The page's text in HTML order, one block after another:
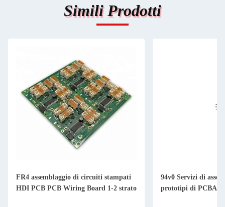
Simili Prodotti
FR4 assemblaggio di circuiti stampati
HDI PCB PCB Wiring Board 1-2 strato
94v0 Servizi di
prototipi di PCBA